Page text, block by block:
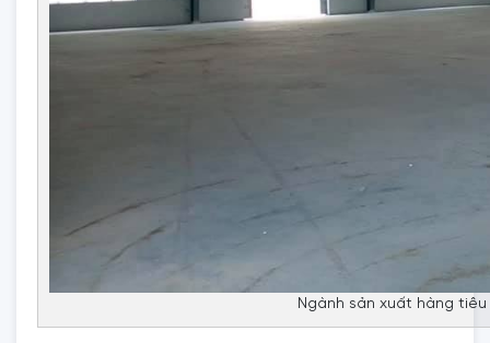
Ngành sản xuất hàng